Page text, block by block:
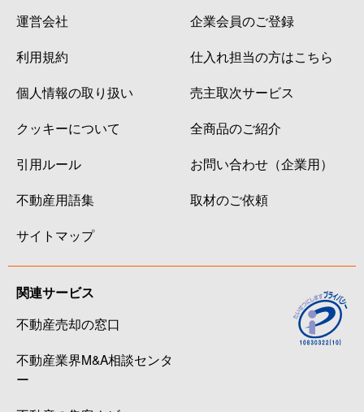
運営会社
利用規約
個人情報の取り扱い
クッキーについて
引用ルール
不動産用語集
サイトマップ
企業会員のご登録
仕入れ担当の方はこちら
売主取次サービス
全商品のご紹介
お問い合わせ（企業用）
取材のご依頼
関連サービス
不動産売却の窓口
不動産業界M&A相談センタ
ー